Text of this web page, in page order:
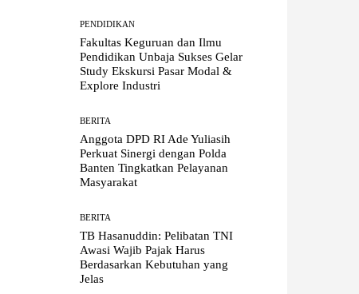
PENDIDIKAN
Fakultas Keguruan dan Ilmu
Pendidikan Unbaja Sukses Gelar
Study Ekskursi Pasar Modal &
Explore Industri
BERITA
Anggota DPD RI Ade Yuliasih
Perkuat Sinergi dengan Polda
Banten Tingkatkan Pelayanan
Masyarakat
BERITA
TB Hasanuddin: Pelibatan TNI
Awasi Wajib Pajak Harus
Berdasarkan Kebutuhan yang
Jelas